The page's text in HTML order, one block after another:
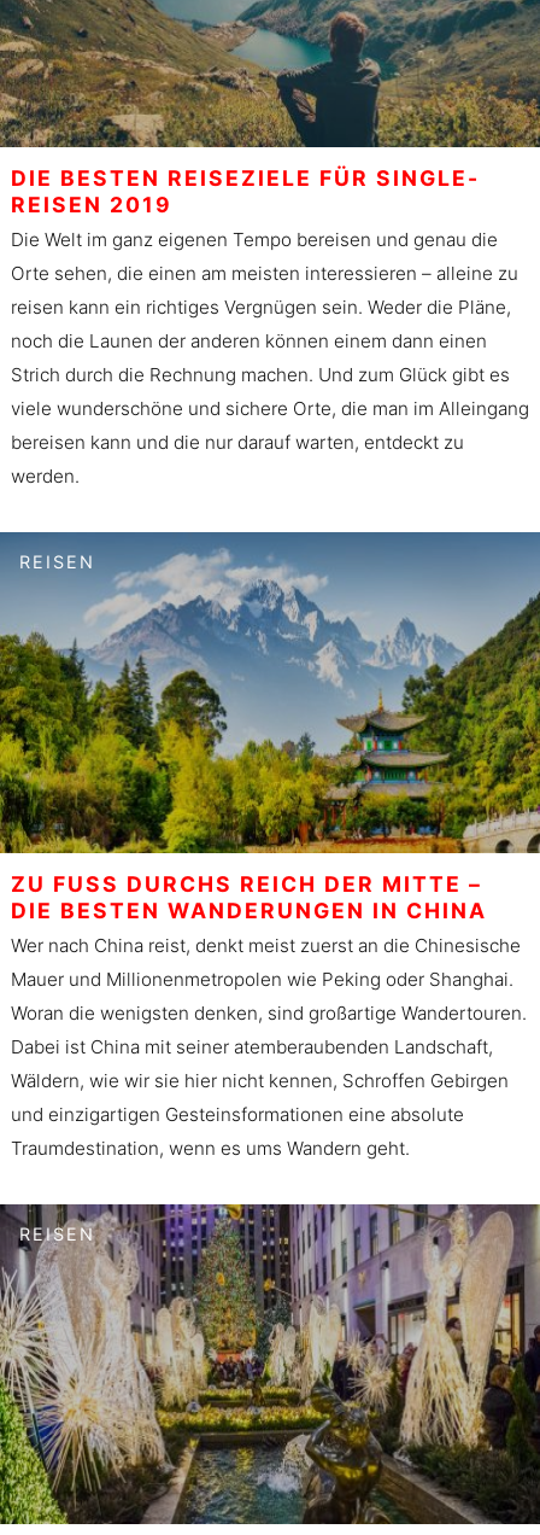
DIE BESTEN REISEZIELE FÜR SINGLE-
REISEN 2019
Die Welt im ganz eigenen Tempo bereisen und genau die
Orte sehen, die einen am meisten interessieren – alleine zu
reisen kann ein richtiges Vergnügen sein. Weder die Pläne,
noch die Launen der anderen können einem dann einen
Strich durch die Rechnung machen. Und zum Glück gibt es
viele wunderschöne und sichere Orte, die man im Alleingang
bereisen kann und die nur darauf warten, entdeckt zu
werden.
REISEN
ZU FUSS DURCHS REICH DER MITTE – D
IE BESTEN WANDERUNGEN IN CHINA
Wer nach China reist, denkt meist zuerst an die Chinesische
Mauer und Millionenmetropolen wie Peking oder Shanghai.
Woran die wenigsten denken, sind großartige Wandertouren.
Dabei ist China mit seiner atemberaubenden Landschaft,
Wäldern, wie wir sie hier nicht kennen, Schroffen Gebirgen
und einzigartigen Gesteinsformationen eine absolute
Traumdestination, wenn es ums Wandern geht.
REISEN